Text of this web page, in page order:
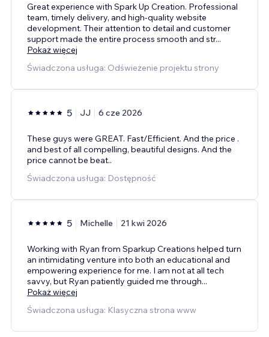
Great experience with Spark Up Creation. Professional
team, timely delivery, and high-quality website
development. Their attention to detail and customer
support made the entire process smooth and str...
Pokaż więcej
Świadczona usługa: Odświeżenie projektu strony
5 JJ 6 cze 2026
These guys were GREAT. Fast/Efficient. And the price .
and best of all compelling, beautiful designs. And the
price cannot be beat..
Świadczona usługa: Dostępność
5 Michelle 21 kwi 2026
Working with Ryan from Sparkup Creations helped turn
an intimidating venture into both an educational and
empowering experience for me. I am not at all tech
savvy, but Ryan patiently guided me through...
Pokaż więcej
Świadczona usługa: Klasyczna strona www